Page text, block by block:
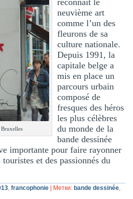
Bruxelles
neuvième art
comme l’un des
fleurons de sa
culture nationale.
Depuis 1991, la
capitale belge a
mis en place un
parcours urbain
composé de
fresques des héros
les plus célèbres
du monde de la
bande dessinée
importante pour faire rayonner
et des passionnés du
,francophonie Метки: bande dessinée,